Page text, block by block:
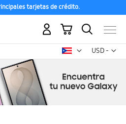
tarjetas de crédito.
USD -
dólar
Mi carrito